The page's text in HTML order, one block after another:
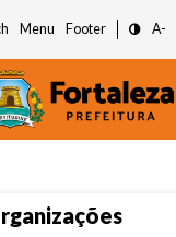
Menu Footer A-